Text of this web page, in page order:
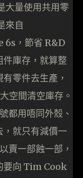
大量使用共用零
來自
，節省 R&D
庫存，就算整
零件去生產，
空間清空庫存。
都用唔同外殼、
，就只有減價一
賣一部蝕一部，
要向 Tim Cook